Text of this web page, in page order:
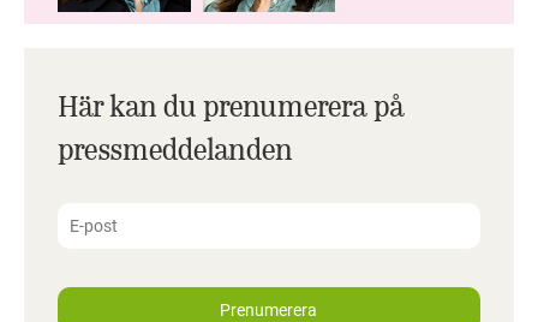
Här kan du prenumerera på
pressmeddelanden
Prenumerera